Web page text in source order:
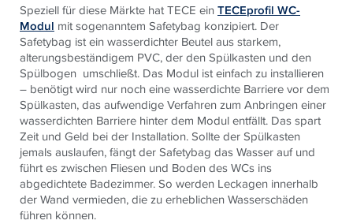
Speziell für diese Märkte hat TECE einTECEprofil WC-
Modul mit sogenanntem Safetybag konzipiert. Der
Safetybag ist ein wasserdichter Beutel aus starkem,
alterungsbeständigem PVC, der den Spülkasten und den
Spülbogen umschließt. Das Modul ist einfach zu installieren
– benötigt wird nur noch eine wasserdichte Barriere vor dem
Spülkasten, das aufwendige Verfahren zum Anbringen einer
wasserdichten Barriere hinter dem Modul entfällt. Das spart
Zeit und Geld bei der Installation. Sollte der Spülkasten
jemals auslaufen, fängt der Safetybag das Wasser auf und
führt es zwischen Fliesen und Boden des WCs ins
abgedichtete Badezimmer. So werden Leckagen innerhalb
der Wand vermieden, die zu erheblichen Wasserschäden
führen können.